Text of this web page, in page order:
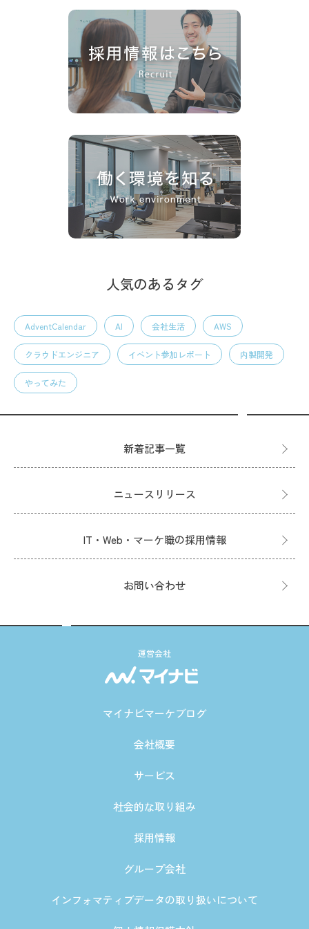
人気のあるタグ
AdventCalendar AI 会社生活 AWS
クラウドエンジニア イベント参加レポート 内製開発
やってみた
新着記事一覧
ニュースリリース
IT・Web・マーケ職の採用情報
お問い合わせ
運営会社
マイナビマーケブログ
会社概要
サービス
社会的な取り組み
採用情報
グループ会社
インフォマティブデータの取り扱いについて